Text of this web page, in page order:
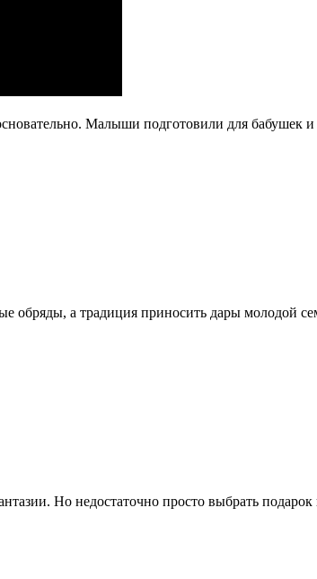
Малыши подготовили для
а традиция приносить дары молодой
Но недостаточно просто выбрать